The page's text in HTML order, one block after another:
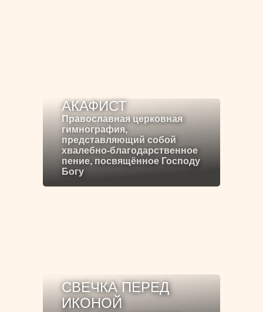
АКАФИСТ
Православная церковная
гимнография,
представляющий собой
хвалебно-благодарственное
пение, посвящённое Господу
Богу
СВЕЧКА ПЕРЕД
ИКОНОЙ